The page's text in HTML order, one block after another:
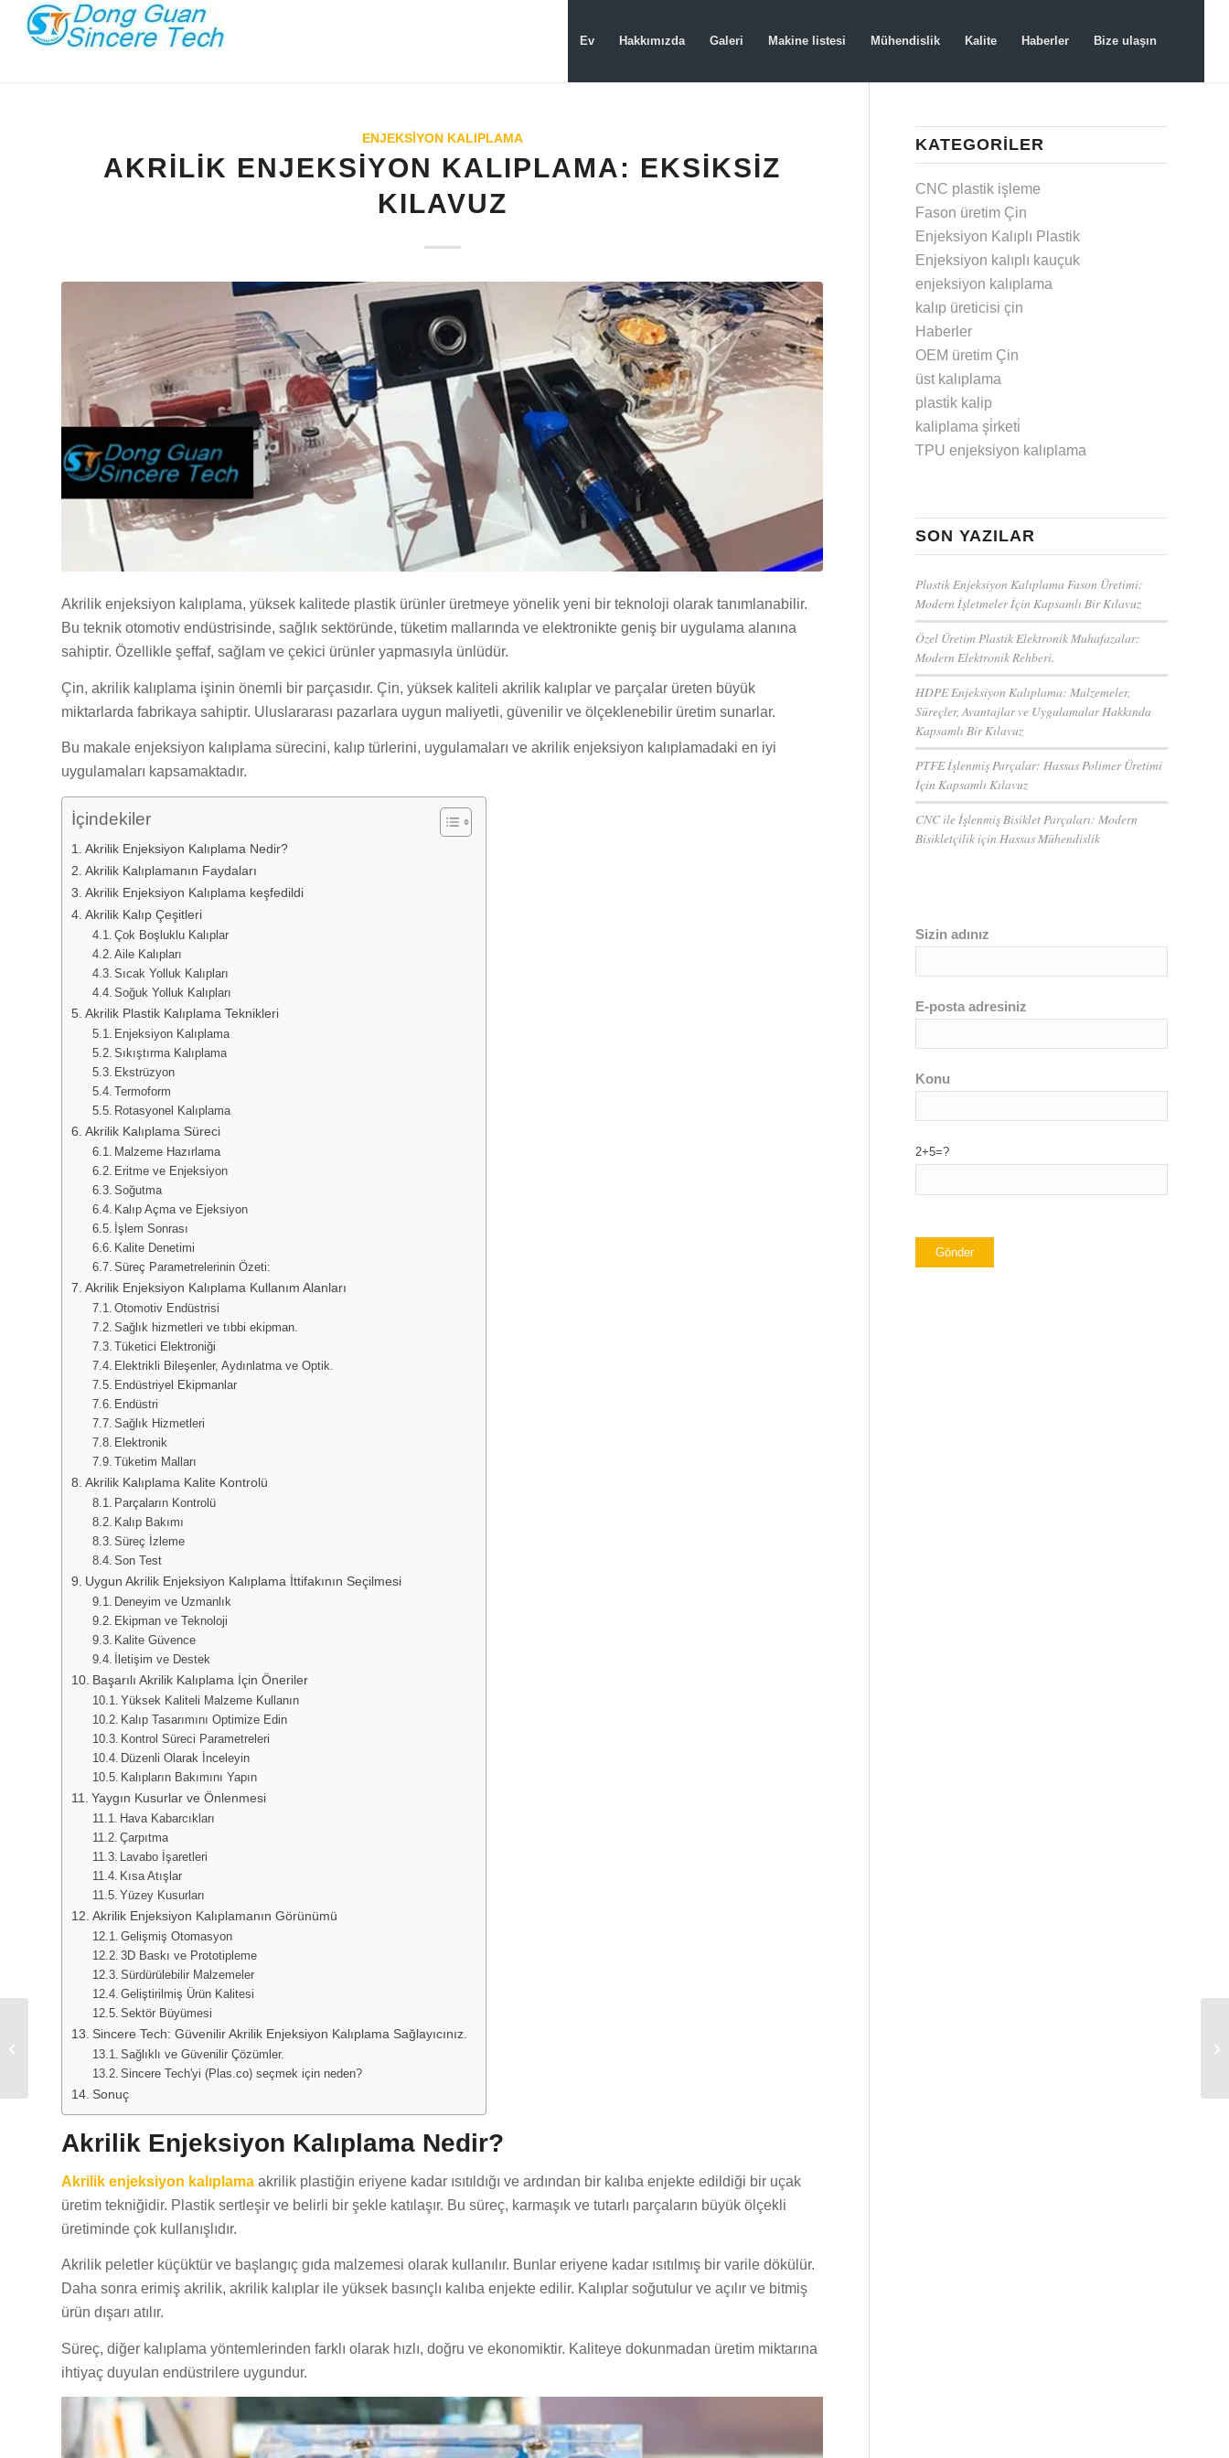
Ev Hakkımızda Galeri Makine listesi Mühendislik Kalite Haberler Bize ulaşın
ENJEKSIYON KALIPLAMA
AKRILIK ENJEKSIYON KALIPLAMA: EKSIKSIZ
KILAVUZ
Akrilik enjeksiyon kalıplama, yüksek kalitede plastik ürünler üretmeye yönelik yeni bir teknoloji olarak tanımlanabilir.
Bu teknik otomotiv endüstrisinde, sağlık sektöründe, tüketim mallarında ve elektronikte geniş bir uygulama alanına
sahiptir. Özellikle şeffaf, sağlam ve çekici ürünler yapmasıyla ünlüdür.
Çin, akrilik kalıplama işinin önemli bir parçasıdır. Çin, yüksek kaliteli akrilik kalıplar ve parçalar üreten büyük
miktarlarda fabrikaya sahiptir. Uluslararası pazarlara uygun maliyetli, güvenilir ve ölçeklenebilir üretim sunarlar.
Bu makale enjeksiyon kalıplama sürecini, kalıp türlerini, uygulamaları ve akrilik enjeksiyon kalıplamadaki en iyi
uygulamaları kapsamaktadır.
İçindekiler
Akrilik Enjeksiyon Kalıplama Nedir?
Akrilik Kalıplamanın Faydaları
Akrilik Enjeksiyon Kalıplama keşfedildi
Akrilik Kalıp Çeşitleri
Çok Boşluklu Kalıplar
Aile Kalıpları
Sıcak Yolluk Kalıpları
Soğuk Yolluk Kalıpları
Akrilik Plastik Kalıplama Teknikleri
Enjeksiyon Kalıplama
Sıkıştırma Kalıplama
Ekstrüzyon
Termoform
Rotasyonel Kalıplama
Akrilik Kalıplama Süreci
Malzeme Hazırlama
Eritme ve Enjeksiyon
Soğutma
Kalıp Açma ve Ejeksiyon
İşlem Sonrası
Kalite Denetimi
Süreç Parametrelerinin Özeti:
Akrilik Enjeksiyon Kalıplama Kullanım Alanları
Otomotiv Endüstrisi
Sağlık hizmetleri ve tıbbi ekipman.
Tüketici Elektroniği
Elektrikli Bileşenler, Aydınlatma ve Optik.
Endüstriyel Ekipmanlar
Endüstri
Sağlık Hizmetleri
Elektronik
Tüketim Malları
Akrilik Kalıplama Kalite Kontrolü
Parçaların Kontrolü
Kalıp Bakımı
Süreç İzleme
Son Test
Uygun Akrilik Enjeksiyon Kalıplama İttifakının Seçilmesi
Deneyim ve Uzmanlık
Ekipman ve Teknoloji
Kalite Güvence
İletişim ve Destek
Başarılı Akrilik Kalıplama İçin Öneriler
Yüksek Kaliteli Malzeme Kullanın
Kalıp Tasarımını Optimize Edin
Kontrol Süreci Parametreleri
Düzenli Olarak İnceleyin
Kalıpların Bakımını Yapın
Yaygın Kusurlar ve Önlenmesi
Hava Kabarcıkları
Çarpıtma
Lavabo İşaretleri
Kısa Atışlar
Yüzey Kusurları
Akrilik Enjeksiyon Kalıplamanın Görünümü
Gelişmiş Otomasyon
3D Baskı ve Prototipleme
Sürdürülebilir Malzemeler
Geliştirilmiş Ürün Kalitesi
Sektör Büyümesi
Sincere Tech: Güvenilir Akrilik Enjeksiyon Kalıplama Sağlayıcınız.
Sağlıklı ve Güvenilir Çözümler.
Sincere Tech'yi (Plas.co) seçmek için neden?
Sonuç
Akrilik Enjeksiyon Kalıplama Nedir?
Akrilik enjeksiyon kalıplama akrilik plastiğin eriyene kadar ısıtıldığı ve ardından bir kalıba enjekte edildiği bir uçak
üretim tekniğidir. Plastik sertleşir ve belirli bir şekle katılaşır. Bu süreç, karmaşık ve tutarlı parçaların büyük ölçekli
üretiminde çok kullanışlıdır.
Akrilik peletler küçüktür ve başlangıç gıda malzemesi olarak kullanılır. Bunlar eriyene kadar ısıtılmış bir varile dökülür.
Daha sonra erimiş akrilik, akrilik kalıplar ile yüksek basınçlı kalıba enjekte edilir. Kalıplar soğutulur ve açılır ve bitmiş
ürün dışarı atılır.
Süreç, diğer kalıplama yöntemlerinden farklı olarak hızlı, doğru ve ekonomiktir. Kaliteye dokunmadan üretim miktarına
ihtiyaç duyulan endüstrilere uygundur.
KATEGORILER
CNC plastik işleme
Fason üretim Çin
Enjeksiyon Kalıplı Plastik
Enjeksiyon kalıplı kauçuk
enjeksiyon kalıplama
kalıp üreticisi çin
Haberler
OEM üretim Çin
üst kalıplama
plasti̇k kalip
kaliplama şi̇rketi̇
TPU enjeksiyon kalıplama
SON YAZILAR
Plastik Enjeksiyon Kalıplama Fason Üretimi:
Modern İşletmeler İçin Kapsamlı Bir Kılavuz
Özel Üretim Plastik Elektronik Muhafazalar:
Modern Elektronik Rehberi.
HDPE Enjeksiyon Kalıplama: Malzemeler,
Süreçler, Avantajlar ve Uygulamalar Hakkında
Kapsamlı Bir Kılavuz
PTFE İşlenmiş Parçalar: Hassas Polimer Üretimi
İçin Kapsamlı Kılavuz
CNC ile İşlenmiş Bisiklet Parçaları: Modern
Bisikletçilik için Hassas Mühendislik
Sizin adınız
E-posta adresiniz
Konu
2+5=?
Cam Dolgulu Naylon
Enjeksiyon Kalıplama
Hakkında Bilmeniz
Gereken Her Şey